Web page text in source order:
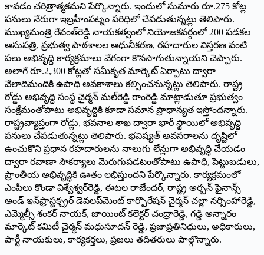
కావడం చరిత్రాత్మకమని పేర్కొన్నారు. ఇందులో సుమారు రూ.275 కోట్ల
పనులు నేరుగా ఇబ్రహీంపట్నం పరిధిలో చేపడుతున్నట్లు తెలిపారు.
ముఖ్యమంత్రి రేవంత్‌రెడ్డి నాయకత్వంలో నియోజకవర్గంలో 200 పడకల
ఆసుపత్రి, ప్రభుత్వ పాఠశాలల ఆధునీకరణ, రహదారుల విస్తరణ వంటి
పలు అభివృద్ధి కార్యక్రమాలు వేగంగా కొనసాగుతున్నాయని చెప్పారు.
అలాగే రూ.2,300 కోట్లతో సమీకృత మార్కెట్‌ ఏర్పాటు ద్వారా
వేలాదిమందికి ఉపాధి అవకాశాలు కల్పించనున్నట్లు తెలిపారు. రాష్ట్ర
రోడ్డు అభివృద్ధి సంస్థ చైర్మన్‌ ‌మల్‌రెడ్డి రాంరెడ్డి మాట్లాడుతూ ప్రభుత్వం
సంక్షేమంతోపాటు అభివృద్ధికి కూడా సమాన ప్రాధాన్యత ఇస్తోందన్నారు.
రాష్ట్రవ్యాప్తంగా రోడ్లు, భవనాల శాఖ ద్వారా భారీ స్థాయిలో అభివృద్ధి
పనులు చేపడుతున్నట్లు తెలిపారు. భవిష్యత్‌ అవసరాలను దృష్టిలో
ఉంచుకొని ప్రధాన రహదారులను నాలుగు లేన్లుగా అభివృద్ధి చేయడం
ద్వారా రవాణా సౌకర్యాలు మెరుగుపడటంతోపాటు ఉపాధి, పెట్టుబడులు,
ప్రాంతీయ అభివృద్ధికి ఊతం లభిస్తుందని పేర్కొన్నారు. కార్యక్రమంలో
ఎంపీలు కొండా విశ్వేశ్వర్‌రెడ్డి, ఈటల రాజేందర్‌, ‌రాష్ట్ర అర్బన్‌ ‌ఫైనాన్స్
అం‌డ్‌ ఇన్‌‌ఫ్రాస్టక్చ్రర్‌ ‌డెవలప్‌మెంట్‌ ‌కార్పొరేషన్‌ ‌చైర్మన్‌ ‌చల్లా నర్సింహారెడ్డి,
ఎమ్మెల్సీ శంకర్‌ ‌నాయక్‌, ‌జాయింట్‌ ‌కలెక్టర్‌ ‌చంద్రారెడ్డి, గడ్డి అన్నారం
మార్కెట్‌ ‌కమిటీ చైర్మన్‌ ‌మధుసూదన్‌ ‌రెడ్డి, ప్రజాప్రతినిధులు, అధికారులు,
పార్టీ నాయకులు, కార్యకర్తలు, ప్రజలు తదితరులు పాల్గొన్నారు.